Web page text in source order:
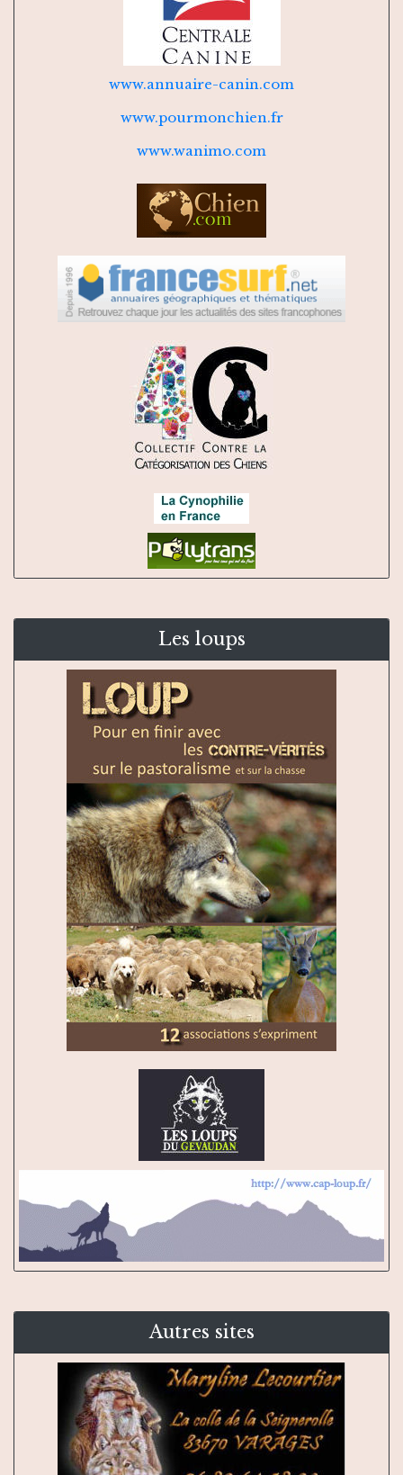
www.annuaire-canin.com
www.pourmonchien.fr
www.wanimo.com
Les loups
Autres sites